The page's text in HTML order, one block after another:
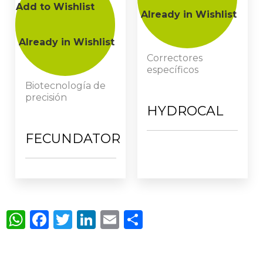
Add to Wishlist
Already in Wishlist
Biotecnología de
precisión
FECUNDATOR
Already in Wishlist
Correctores
específicos
HYDROCAL